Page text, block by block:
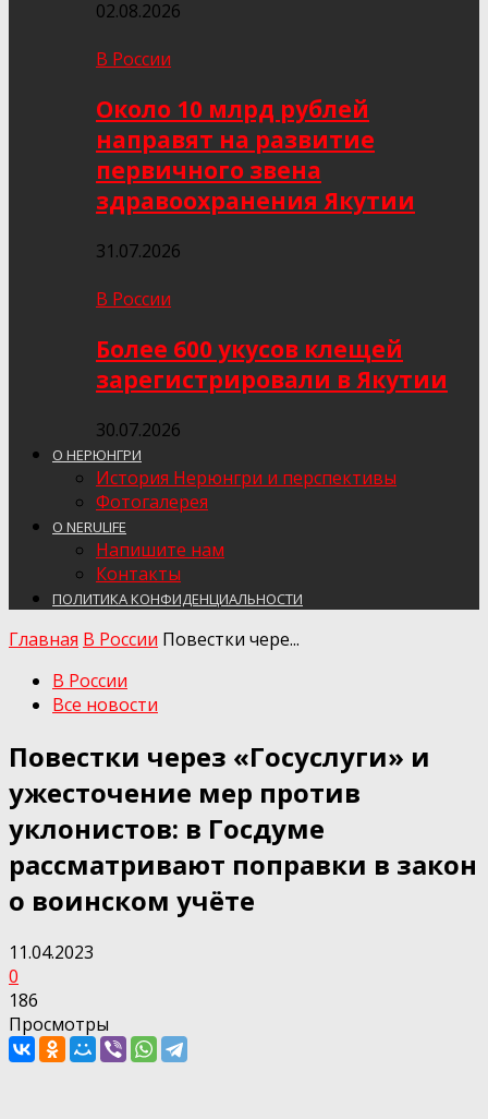
02.08.2026
В России
Около 10 млрд рублей
направят на развитие
первичного звена
здравоохранения Якутии
31.07.2026
В России
Более 600 укусов клещей
зарегистрировали в Якутии
30.07.2026
О НЕРЮНГРИ
История Нерюнгри и перспективы
Фотогалерея
О NERULIFE
Напишите нам
Контакты
ПОЛИТИКА КОНФИДЕНЦИАЛЬНОСТИ
Главная В России Повестки чере...
В России
Все новости
Повестки через «Госуслуги» и
ужесточение мер против
уклонистов: в Госдуме
рассматривают поправки в закон
о воинском учёте
11.04.2023
0
186
Просмотры